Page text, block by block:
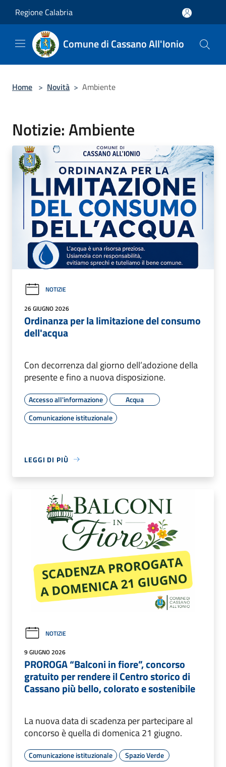
Regione Calabria
Comune di Cassano All'Ionio
Home > Novità > Ambiente
Notizie: Ambiente
NOTIZIE
26 GIUGNO 2026
Ordinanza per la limitazione del consumo
dell'acqua
Con decorrenza dal giorno dell’adozione della
presente e fino a nuova disposizione.
Accesso all'informazione
Acqua
Comunicazione istituzionale
LEGGI DI PIÙ
NOTIZIE
9 GIUGNO 2026
PROROGA “Balconi in fiore”, concorso
gratuito per rendere il Centro storico di
Cassano più bello, colorato e sostenibile
La nuova data di scadenza per partecipare al
concorso è quella di domenica 21 giugno.
Comunicazione istituzionale
Spazio Verde